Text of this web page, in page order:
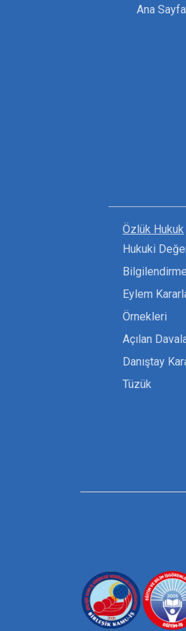
Ana Sayfa
Özlük Hukuk
Hukuki
Eylem
Örnekleri
Açılan
Danıştay
Tüzük